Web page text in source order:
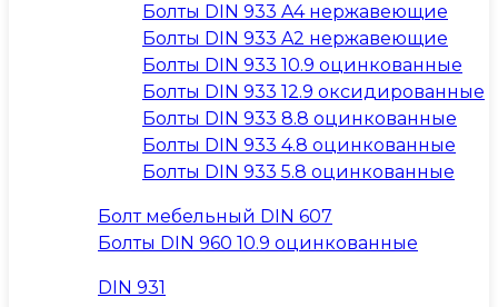
Болты DIN 933 A4 нержавеющие
Болты DIN 933 A2 нержавеющие
Болты DIN 933 10.9 оцинкованные
Болты DIN 933 12.9 оксидированные
Болты DIN 933 8.8 оцинкованные
Болты DIN 933 4.8 оцинкованные
Болты DIN 933 5.8 оцинкованные
Болт мебельный DIN 607
Болты DIN 960 10.9 оцинкованные
DIN 931